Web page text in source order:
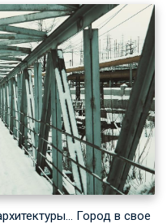
Город в свое